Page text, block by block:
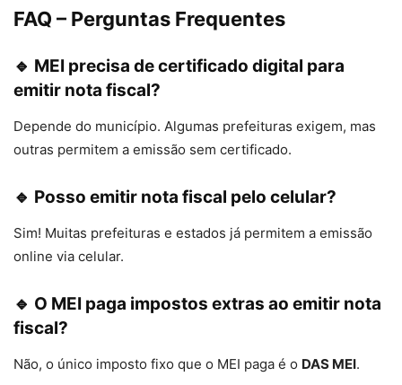
FAQ – Perguntas Frequentes
🔹 MEI precisa de certificado digital para
emitir nota fiscal?
Depende do município. Algumas prefeituras exigem, mas
outras permitem a emissão sem certificado.
🔹 Posso emitir nota fiscal pelo celular?
Sim! Muitas prefeituras e estados já permitem a emissão
online via celular.
🔹 O MEI paga impostos extras ao emitir nota
fiscal?
Não, o único imposto fixo que o MEI paga é o DAS MEI.